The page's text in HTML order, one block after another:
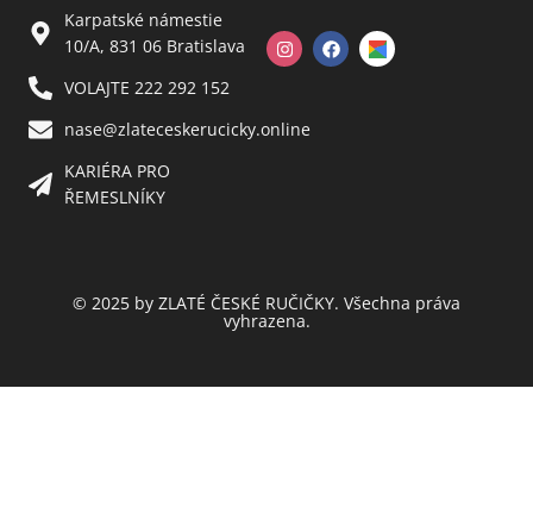
Karpatské námestie
10/A, 831 06 Bratislava
VOLAJTE 222 292 152
nase@zlateceskerucicky.online
KARIÉRA PRO
ŘEMESLNÍKY
© 2025 by ZLATÉ ČESKÉ RUČIČKY. Všechna práva
vyhrazena.